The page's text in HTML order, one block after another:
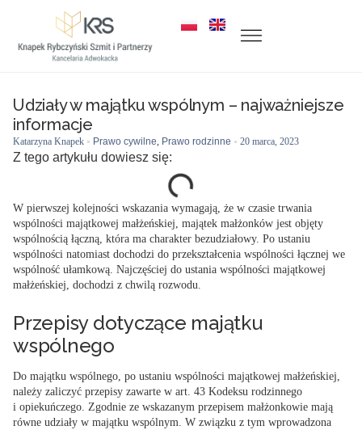
Udziały w majątku wspólnym – najważniejsze
informacje
Katarzyna Knapek Prawo cywilne, Prawo rodzinne 20 marca, 2023
Z tego artykułu dowiesz się:
W pierwszej kolejności wskazania wymagają, że w czasie trwania
wspólności majątkowej małżeńskiej, majątek małżonków jest objęty
wspólnością łączną, która ma charakter bezudziałowy. Po ustaniu
wspólności natomiast dochodzi do przekształcenia wspólności łącznej we
wspólność ułamkową. Najczęściej do ustania wspólności majątkowej
małżeńskiej, dochodzi z chwilą rozwodu.
Przepisy dotyczące majątku
wspólnego
Do majątku wspólnego, po ustaniu wspólności majątkowej małżeńskiej,
należy zaliczyć przepisy zawarte w art. 43 Kodeksu rodzinnego
i opiekuńczego. Zgodnie ze wskazanym przepisem małżonkowie mają
równe udziały w majątku wspólnym. W związku z tym wprowadzona